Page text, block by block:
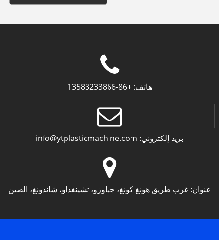
هاتف: +86-13583233866
بريد إلكتروني: info@ytplasticmachine.com
عنوان: غرب طريق هونغ كونغ، جياوزو، تشينغداو، شاندونغ، الصين